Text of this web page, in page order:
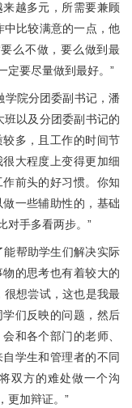
越多元，所需要兼顾
中比较满意的一点，他
么不做，要么做到最
定要尽量做到最好。”
学院分团委副书记，潘
班以及分团委副书记的
多，且工作的时间节
大程度上变得更加细
前头的好习惯。你知
一些辅助性的，基础
对手多看两步。”
帮助学生们解决实际
的思考也有着较大的
很想尝试，这也是我最
们反映的问题，然后
和各个部门的老师、
学生和管理者的不同
双方的难处做一个沟
更加辩证。”